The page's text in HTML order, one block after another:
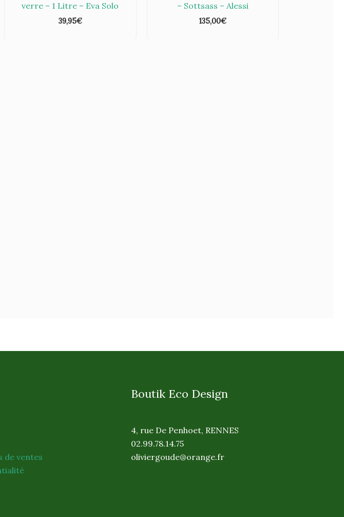
verre – 1 Litre – Eva Solo
39,95€
– Sottsass – Alessi
135,00€
de ventes
Boutik Eco Design
4, rue De Penhoet, RENNES
02.99.78.14.75
oliviergoude@orange.fr